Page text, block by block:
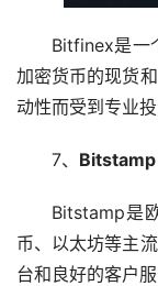
Bitfinex是一
加密货币的现货
动性而受到专业投
7、 Bitstamp
Bitstamp是
币、以太坊等主
台和良好的客户